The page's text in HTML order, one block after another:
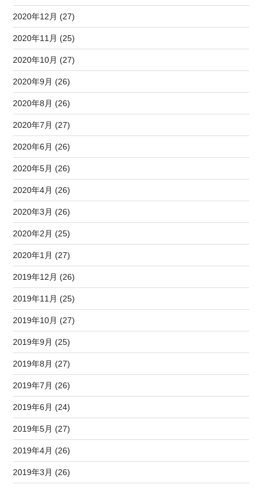
2020年12月 (27)
2020年11月 (25)
2020年10月 (27)
2020年9月 (26)
2020年8月 (26)
2020年7月 (27)
2020年6月 (26)
2020年5月 (26)
2020年4月 (26)
2020年3月 (26)
2020年2月 (25)
2020年1月 (27)
2019年12月 (26)
2019年11月 (25)
2019年10月 (27)
2019年9月 (25)
2019年8月 (27)
2019年7月 (26)
2019年6月 (24)
2019年5月 (27)
2019年4月 (26)
2019年3月 (26)